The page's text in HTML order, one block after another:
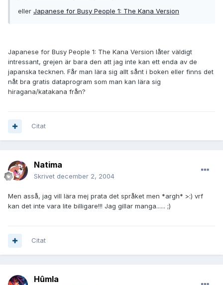
eller Japanese for Busy People 1: The Kana Version
Japanese for Busy People 1: The Kana Version låter väldigt
intressant, grejen är bara den att jag inte kan ett enda av de
japanska tecknen. Får man lära sig allt sånt i boken eller finns det
nåt bra gratis dataprogram som man kan lära sig
hiragana/katakana från?
Citat
Natima
Skrivet december 2, 2004
Men asså, jag vill lära mej prata det språket men *argh* >:) vrf
kan det inte vara lite billigare!!! Jag gillar manga...... ;)
Citat
Hûmla